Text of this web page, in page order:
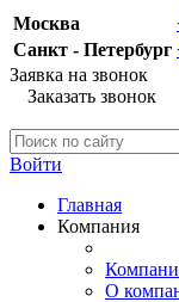
Москва
Санкт - Петербург
Заявка на звонок
Заказать звонок
Войти
Главная
Компания
О